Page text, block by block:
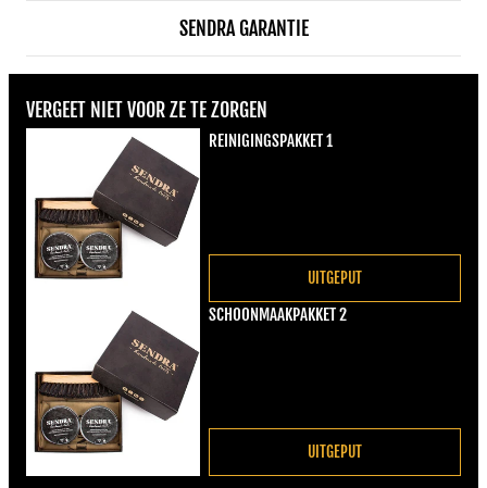
SENDRA GARANTIE
VERGEET NIET VOOR ZE TE ZORGEN
REINIGINGSPAKKET 1
UITGEPUT
SCHOONMAAKPAKKET 2
UITGEPUT